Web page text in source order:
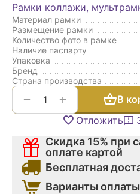
Рамки коллажи,
Материал рамки
Размещение рамки
Количество фото в рамке
Наличие паспарту
Упаковка
Бренд
Страна производства
+
−
В
Отложить
Скидка 15% при
оплате картой
Бесплатная
Варианты оплаты